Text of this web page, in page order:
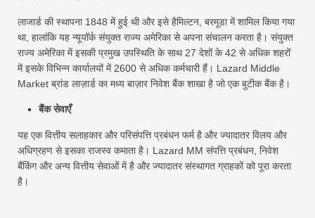
लाजार्ड की स्थापना 1848 में हुई थी और इसे हैमिल्टन, बरमूडा में शामिल किया गया
था, हालांकि यह न्यूयॉर्क संयुक्त राज्य अमेरिका से अपना संचालन करता है। संयुक्त
राज्य अमेरिका में इसकी प्रमुख उपस्थिति के साथ 27 देशों के 42 से अधिक शहरों
में इसके विभिन्न कार्यालयों में 2600 से अधिक कर्मचारी हैं। Lazard Middle
Market ब्रांड लाज़ार्ड का मध्य बाज़ार निवेश बैंक शाखा है जो एक बुटीक बैंक है।
बैंक सेवाएँ
यह एक वित्तीय सलाहकार और परिसंपत्ति प्रबंधन फर्म है और ज्यादातर विलय और
अधिग्रहण से इसका राजस्व कमाता है। Lazard MM संपत्ति प्रबंधन, निवेश
बैंकिंग और अन्य वित्तीय सेवाओं में है और ज्यादातर संस्थागत ग्राहकों को पूरा करता
है।